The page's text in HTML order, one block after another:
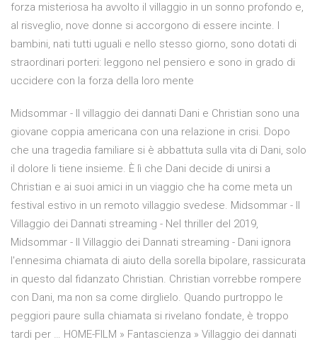
forza misteriosa ha avvolto il villaggio in un sonno profondo e,
al risveglio, nove donne si accorgono di essere incinte. I
bambini, nati tutti uguali e nello stesso giorno, sono dotati di
straordinari porteri: leggono nel pensiero e sono in grado di
uccidere con la forza della loro mente
Midsommar - Il villaggio dei dannati Dani e Christian sono una
giovane coppia americana con una relazione in crisi. Dopo
che una tragedia familiare si è abbattuta sulla vita di Dani, solo
il dolore li tiene insieme. È lì che Dani decide di unirsi a
Christian e ai suoi amici in un viaggio che ha come meta un
festival estivo in un remoto villaggio svedese. Midsommar - Il
Villaggio dei Dannati streaming - Nel thriller del 2019,
Midsommar - Il Villaggio dei Dannati streaming - Dani ignora
l'ennesima chiamata di aiuto della sorella bipolare, rassicurata
in questo dal fidanzato Christian. Christian vorrebbe rompere
con Dani, ma non sa come dirglielo. Quando purtroppo le
peggiori paure sulla chiamata si rivelano fondate, è troppo
tardi per … HOME-FILM » Fantascienza » Villaggio dei dannati